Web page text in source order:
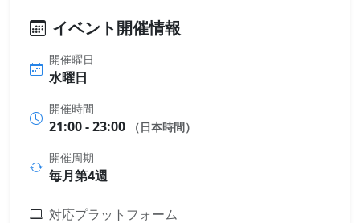
イベント開催情報
開催曜日
水曜日
開催時間
21:00 - 23:00
（日本時間）
開催周期
毎月第4週
対応プラットフォーム